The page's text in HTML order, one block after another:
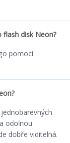
flash disk Neon?
pomocí
odolnou
dobře viditelná.